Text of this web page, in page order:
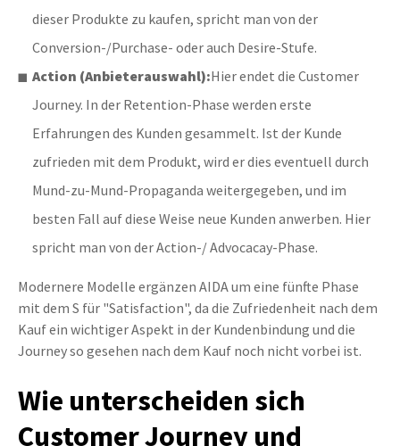
dieser Produkte zu kaufen, spricht man von der
Conversion-/Purchase- oder auch Desire-Stufe.
Action (Anbieterauswahl):Hier endet die Customer
Journey. In der Retention-Phase werden erste
Erfahrungen des Kunden gesammelt. Ist der Kunde
zufrieden mit dem Produkt, wird er dies eventuell durch
Mund-zu-Mund-Propaganda weitergegeben, und im
besten Fall auf diese Weise neue Kunden anwerben. Hier
spricht man von der Action-/ Advocacay-Phase.
Modernere Modelle ergänzen AIDA um eine fünfte Phase
mit dem S für "Satisfaction", da die Zufriedenheit nach dem
Kauf ein wichtiger Aspekt in der Kundenbindung und die
Journey so gesehen nach dem Kauf noch nicht vorbei ist.
Wie unterscheiden sich
Customer Journey und